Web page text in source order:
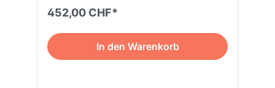
452,00 CHF*
In den Warenkorb